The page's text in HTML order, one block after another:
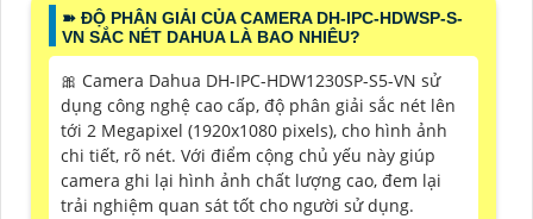
➽ ĐỘ PHÂN GIẢI CỦA CAMERA DH-IPC-HDWSP-S-
VN SẮC NÉT DAHUA LÀ BAO NHIÊU?
🎀 Camera Dahua DH-IPC-HDW1230SP-S5-VN sử
dụng công nghệ cao cấp, độ phân giải sắc nét lên
tới 2 Megapixel (1920x1080 pixels), cho hình ảnh
chi tiết, rõ nét. Với điểm cộng chủ yếu này giúp
camera ghi lại hình ảnh chất lượng cao, đem lại
trải nghiệm quan sát tốt cho người sử dụng.